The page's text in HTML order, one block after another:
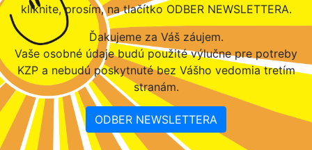
kliknite, prosím, na tlačítko ODBER NEWSLETTERA.
Ďakujeme za Váš záujem.
Vaše osobné údaje budú použité výlučne pre potreby
KZP a nebudú poskytnuté bez Vášho vedomia tretím
stranám.
ODBER NEWSLETTERA